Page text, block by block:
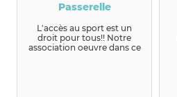
Passerelle
L'accès au sport est un
droit pour tous!! Notre
association oeuvre dans ce